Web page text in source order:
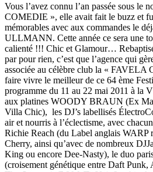
Vous l’avez connu l’an passée sous
COMEDIE », elle avait fait le buzz et
mémorables avec aux commandes le
ULLMANN. Cette année ce sera une
calienté !!! Chic et Glamour…
par pour rien, c’est que l’agence qui
associée au célèbre club la « FAVELA
faire vivre le meilleur de ce 64 ème
programme du 11 au 22 mai 2011 à la
aux platines WOODY BRAUN (Ex
Villa Chic), les DJ’s labellisés
air et nourris à l’éclectisme, avec
Richie Reach (du Label anglais WARP
Cherry, ainsi qu’avec de nombreux
King ou encore Dee-Nasty), le duo
(croisement génétique entre Daft